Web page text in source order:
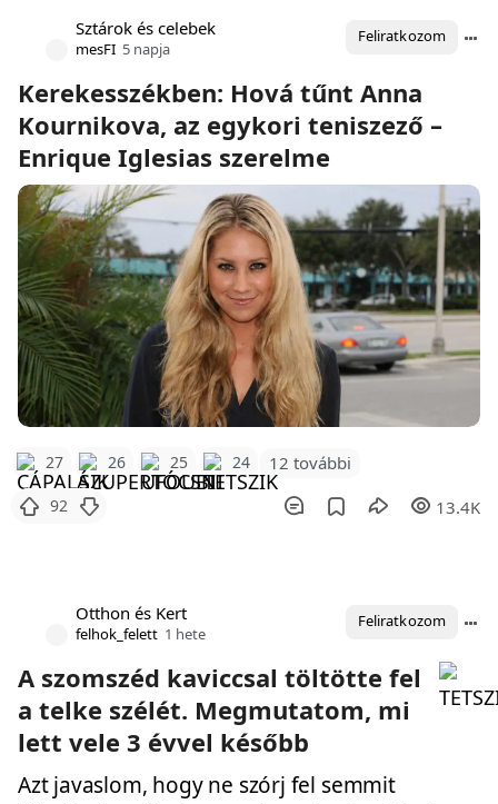
Sztárok és celebek
mesFI 5 napja
Feliratkozom
Kerekesszékben: Hová tűnt Anna
Kournikova, az egykori teniszező –
Enrique Iglesias szerelme
27 26 25 24 12 további
92 13.4K
Otthon és Kert
felhok_felett 1 hete
Feliratkozom
A szomszéd kaviccsal töltötte fel
a telke szélét. Megmutatom, mi
lett vele 3 évvel később
Azt javaslom, hogy ne szórj fel semmit